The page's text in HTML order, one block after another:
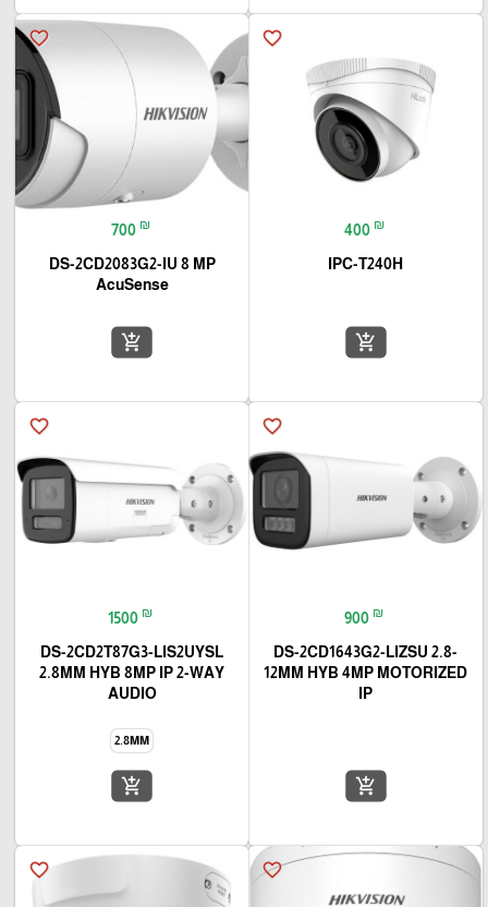
favorite_border
400 ₪
IPC-T240H
add_shopping_cart
favorite_border
700 ₪
DS-2CD2083G2-IU 8 MP
AcuSense
add_shopping_cart
favorite_border
900 ₪
DS-2CD1643G2-LIZSU 2.8-
12MM HYB 4MP MOTORIZED
IP
add_shopping_cart
favorite_border
1500 ₪
DS-2CD2T87G3-LIS2UYSL
2.8MM HYB 8MP IP 2-WAY
AUDIO
2.8MM
add_shopping_cart
favorite_border
favorite_border